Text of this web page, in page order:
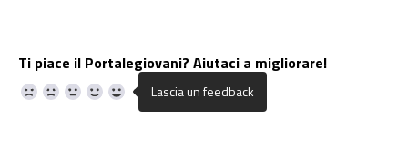
Ti piace il Portalegiovani? Aiutaci a migliorare!